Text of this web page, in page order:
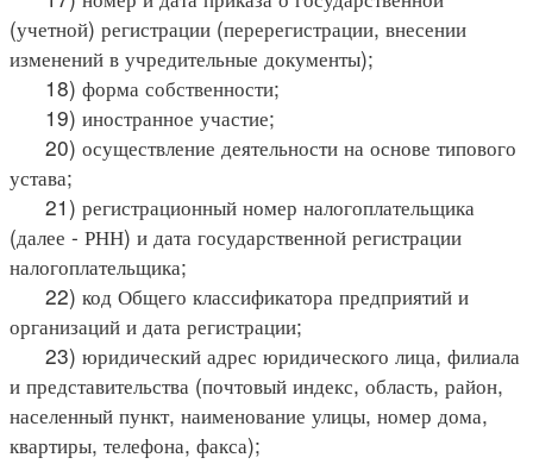
(учетной) регистрации (перерегистрации, внесении
изменений в учредительные документы);
18) форма собственности;
19) иностранное участие;
20) осуществление деятельности на основе типового
устава;
21) регистрационный номер налогоплательщика
(далее - РНН) и дата государственной регистрации
налогоплательщика;
22) код Общего классификатора предприятий и
организаций и дата регистрации;
23) юридический адрес юридического лица, филиала
и представительства (почтовый индекс, область, район,
населенный пункт, наименование улицы, номер дома,
квартиры, телефона, факса);